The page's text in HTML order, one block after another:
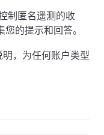
制匿名遥测的收
的提示和回答。
，为任何账户类型